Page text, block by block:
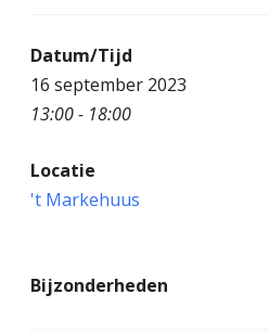
o
n
Datum/Tijd
16 september 2023
13:00 - 18:00
Locatie
't Markehuus
Bijzonderheden